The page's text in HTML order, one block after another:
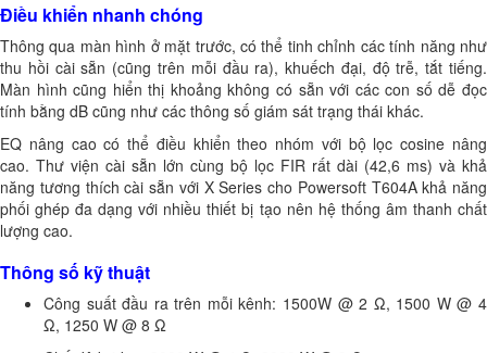
Điều khiển nhanh chóng
Thông qua màn hình ở mặt trước, có thể tinh chỉnh các tính năng như
thu hồi cài sẵn (cũng trên mỗi đầu ra), khuếch đại, độ trễ, tắt tiếng.
Màn hình cũng hiển thị khoảng không có sẵn với các con số dễ đọc
tính bằng dB cũng như các thông số giám sát trạng thái khác.
EQ nâng cao có thể điều khiển theo nhóm với bộ lọc cosine nâng
cao. Thư viện cài sẵn lớn cùng bộ lọc FIR rất dài (42,6 ms) và khả
năng tương thích cài sẵn với X Series cho Powersoft T604A khả năng
phối ghép đa dạng với nhiều thiết bị tạo nên hệ thống âm thanh chất
lượng cao.
Thông số kỹ thuật
Công suất đầu ra trên mỗi kênh: 1500W @ 2 Ω, 1500 W @ 4
Ω, 1250 W @ 8 Ω